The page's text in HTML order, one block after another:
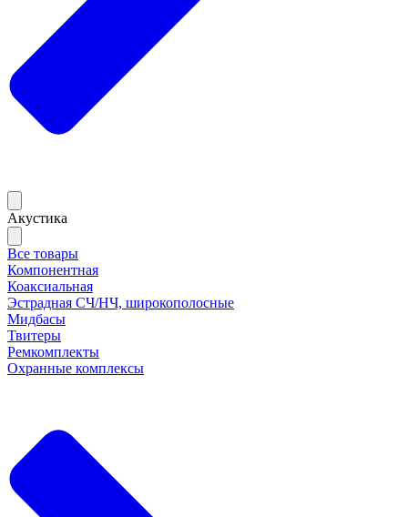
Акустика
Все товары
Компонентная
Коаксиальная
Эстрадная СЧ/НЧ, широкополосные
Мидбасы
Твитеры
Ремкомплекты
Охранные комплексы